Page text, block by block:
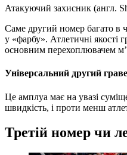
Атакуючий захисник (англ.
Саме другий номер багато в
у «фарбу». Атлетичні якості
основним перехоплювачем
Універсальний другий
Це амплуа має на увазі
швидкість, і проти менш
Третій номер чи